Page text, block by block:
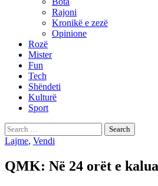
Rajoni
Kronikë e zezë
Opinione
Rozë
Mister
Fun
Tech
Shëndeti
Kulturë
Sport
Search
for:
Lajme, Vendi
QMK: Në 24 orët e